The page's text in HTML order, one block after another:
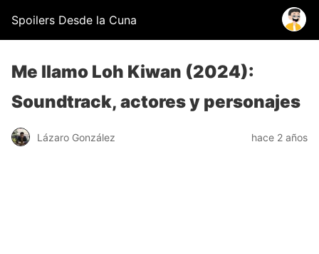
Spoilers Desde la Cuna
Me llamo Loh Kiwan (2024):
Soundtrack, actores y personajes
Lázaro González hace 2 años